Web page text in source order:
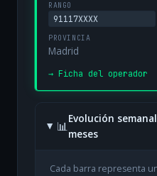
RANGO
91117XXXX
PROVINCIA
Madrid
→ Ficha del operador
📊
Evolución
meses
Cada barra representa